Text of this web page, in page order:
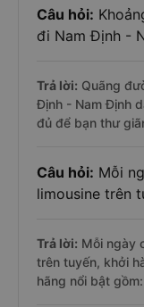
Câu hỏi:
đi Nam Định -
Trả lời: Quãng
Định - Nam Định
đủ để bạn thư
Câu hỏi: Mỗi
limousine trên
Trả lời: Mỗi ngày
trên tuyến, khởi
hãng nổi bật gồm: